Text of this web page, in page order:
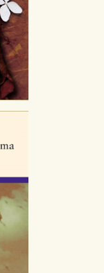
su experiencia
de
de
cada
y, por lo
No
personal sino
de su